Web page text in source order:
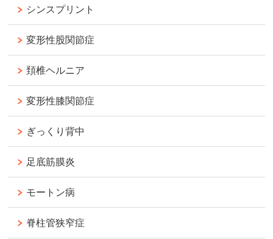
シンスプリント
変形性股関節症
頚椎ヘルニア
変形性膝関節症
ぎっくり背中
足底筋膜炎
モートン病
脊柱管狭窄症